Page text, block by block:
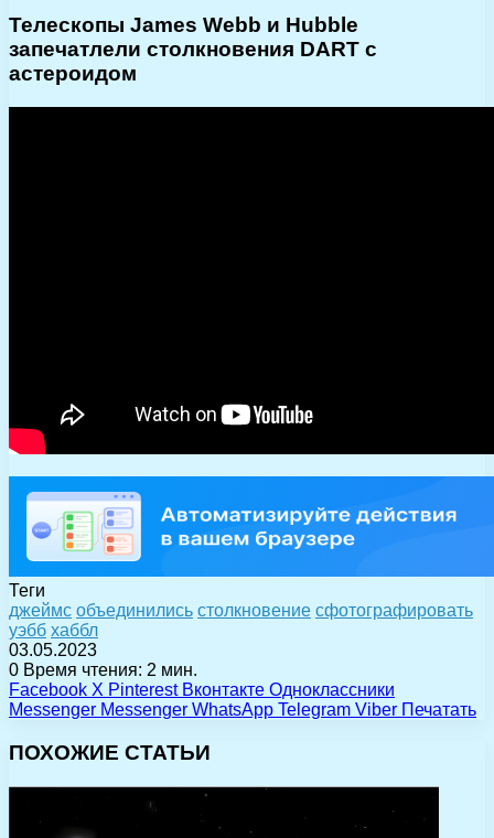
Телескопы James Webb и Hubble
запечатлели столкновения DART с
астероидом
Теги
джеймс объединились столкновение сфотографировать
уэбб хаббл
03.05.2023
0 Время чтения: 2 мин.
Facebook X Pinterest Вконтакте Одноклассники
Messenger Messenger WhatsApp Telegram Viber Печатать
ПОХОЖИЕ СТАТЬИ